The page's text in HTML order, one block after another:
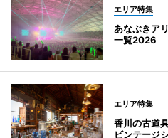
エリア特集
あなぶきア
一覧2026
エリア特集
香川の古道
ビンテージ